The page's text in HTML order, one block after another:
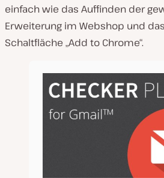
einfach wie das Auffinden der
Erweiterung im Webshop und
Schaltfläche „Add to Chrome“.